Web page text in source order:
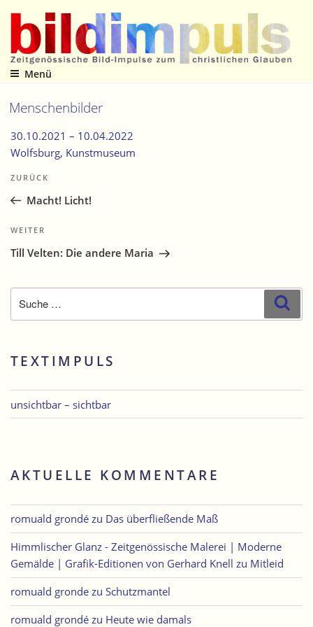
Inhalt
springen
Zeitgenössische Bild-Impulse zum christlichen Glauben
Menü
Menschenbilder
30.10.2021 – 10.04.2022
Wolfsburg, Kunstmuseum
Beitragsnavigation
Vorheriger
Beitrag
ZURÜCK
Macht! Licht!
Nächster
Beitrag
WEITER
Till Velten: Die andere Maria
nach:
TEXTIMPULS
unsichtbar – sichtbar
AKTUELLE KOMMENTARE
romuald grondé zu Das überfließende Maß
Himmlischer Glanz - Zeitgenössische Malerei | Moderne
Gemälde | Grafik-Editionen von Gerhard Knell zu Mitleid
romuald gronde zu Schutzmantel
romuald grondé zu Heute wie damals